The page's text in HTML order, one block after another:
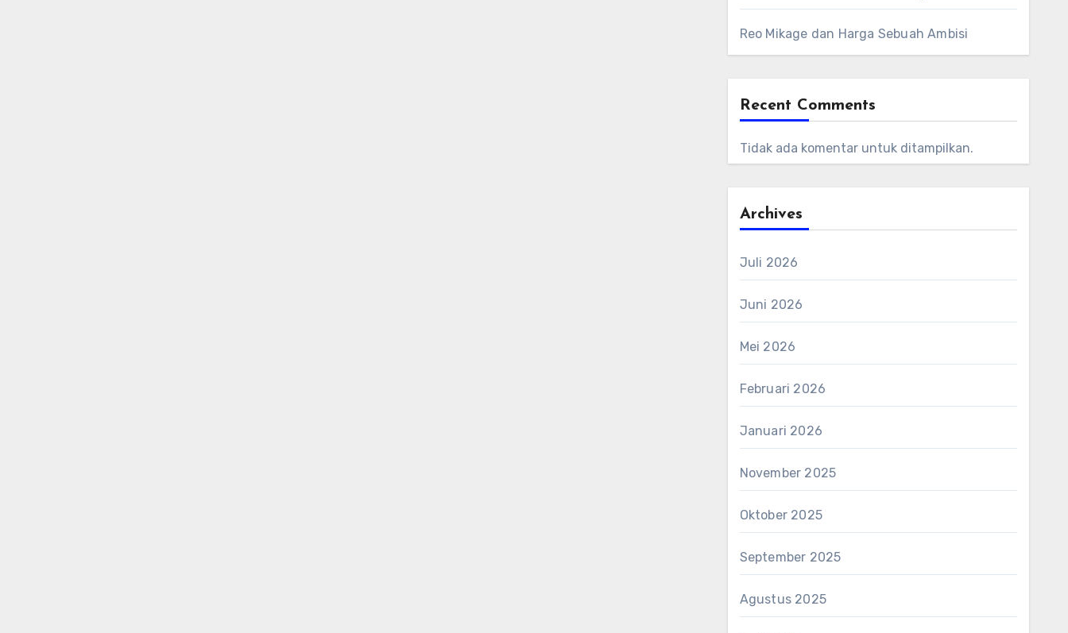
Reo Mikage dan Harga Sebuah Ambisi
Recent Comments
Tidak ada komentar untuk ditampilkan.
Archives
Juli 2026
Juni 2026
Mei 2026
Februari 2026
Januari 2026
November 2025
Oktober 2025
September 2025
Agustus 2025